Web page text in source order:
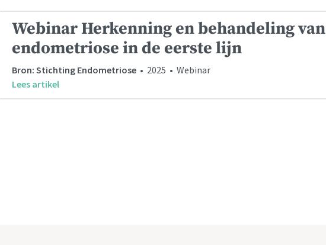
Webinar Herkenning en behandeling van
endometriose in de eerste lijn
Bron: Stichting Endometriose • 2025 • Webinar
Lees artikel